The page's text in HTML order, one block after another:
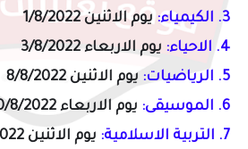
3. الكيمياء:
يوم الاثنين 1/8/2022
4. الاحياء:
يوم الاربعاء 3/8/2022
5. الرياضيات:
يوم الاثنين 8/8/2022
6. الموسيقى:
يوم الاربعاء 10/8/2022
7. التربية الاسلامية:
يوم الاثنين 15/8/2022